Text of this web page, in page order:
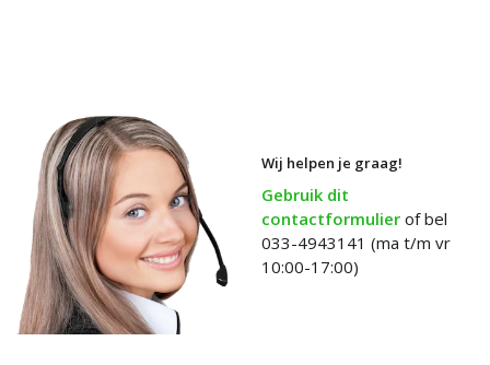
Wij helpen je graag!
Gebruik dit
contactformulier of bel
033-4943141 (ma t/m vr
10:00-17:00)